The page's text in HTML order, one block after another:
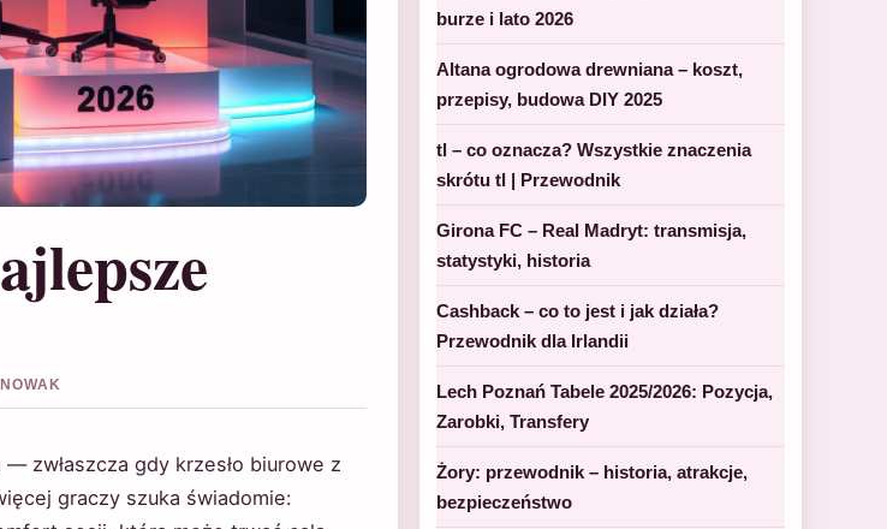
zwłaszcza gdy krzesło biurowe z
graczy szuka świadomie:
burze i lato 2026
Altana ogrodowa drewniana – koszt,
przepisy, budowa DIY 2025
tl – co oznacza? Wszystkie znaczenia
skrótu tl | Przewodnik
Girona FC – Real Madryt: transmisja,
statystyki, historia
Cashback – co to jest i jak działa?
Przewodnik dla Irlandii
Lech Poznań Tabele 2025/2026: Pozycja,
Zarobki, Transfery
Żory: przewodnik – historia, atrakcje,
bezpieczeństwo